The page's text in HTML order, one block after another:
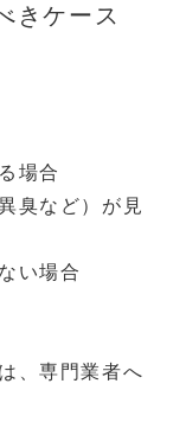
きケース
場合
臭など）が見
い場合
、専門業者へ